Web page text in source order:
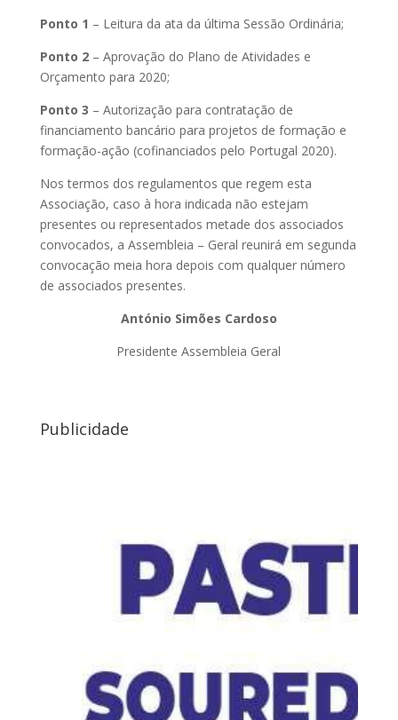
Ponto 1 – Leitura da ata da última Sessão Ordinária;
Ponto 2– Aprovação do Plano de Atividades e
Orçamento para 2020;
Ponto 3 – Autorização para contratação de
financiamento bancário para projetos de formação e
formação-ação (cofinanciados pelo Portugal 2020).
Nos termos dos regulamentos que regem esta
Associação, caso à hora indicada não estejam
presentes ou representados metade dos associados
convocados, a Assembleia – Geral reunirá em segunda
convocação meia hora depois com qualquer número
de associados presentes.
António Simões Cardoso
Presidente Assembleia Geral
Publicidade